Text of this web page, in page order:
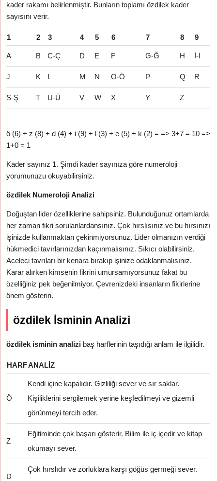
kader rakamı belirlenmiştir. Bunların toplamı özdilek kader
sayısını verir.
1 2 3 4 5 6 7 8 9
A B C-Ç D E F G-Ğ H İ-I
J K L M N O-Ö P Q R
S-Ş T U-Ü V W X Y Z
ö (6) + z (8) + d (4) + i (9) + l (3) + e (5) + k (2) = => 3+7 = 10 =>
1+0 = 1
Kader sayınız 1. Şimdi kader sayınıza göre numeroloji
yorumunuzu okuyabilirsiniz.
özdilek Numeroloji Analizi
Doğuştan lider özelliklerine sahipsiniz. Bulunduğunuz ortamlarda
her zaman fikri sorulanlardansınız. Çok hırslısınız ve bu hırsınızı
işinizde kullanmaktan çekinmiyorsunuz. Lider olmanızın verdiği
hükmedici tavırlarınızdan kaçınmalısınız. Sıkıcı olabilirsiniz.
Aceleci tavrıları bir kenara bırakıp işinize odaklanmalısınız.
Karar alırken kimsenin fikrini umursamıyorsunuz fakat bu
özelliğiniz pek beğenilmiyor. Çevrenizdeki insanların fikirlerine
önem gösterin.
özdilek İsminin Analizi
özdilek isminin analizi baş harflerinin taşıdığı anlam ile ilgilidir.
HARFANALIZ
Ö
Kendi içine kapalıdır. Gizliliği sever ve sır saklar.
Kişiliklerini sergilemek yerine keşfedilmeyi ve gizemli
görünmeyi tercih eder.
Z
Eğitiminde çok başarı gösterir. Bilim ile iç içedir ve kitap
okumayı sever.
D
Çok hırslıdır ve zorluklara karşı göğüs germeği sever.